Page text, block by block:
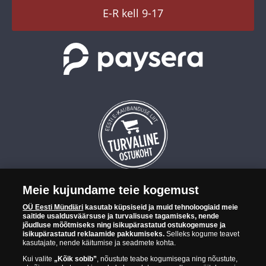
E-R kell 9-17
OÜ Eesti Mündiäri on maailma tuntumate rahapajade
kollektsioonimüntide ja -medalite levitaja Eestis. OÜ Eesti Mündiäri
kuulub ettevõttele "Samlerhuset Group“.
Euroopa ühel suuremal mündilevitajate grupil "Samlerhuset
Group" on allüksused 14 Euroopa riigis. Ettevõtete grupile kuulub
Norra vanim, endine riiklik rahapaja, mis tegutseb alates 1686.
Meie kujundame teie kogemust
OÜ Eesti Mündiäri kasutab küpsiseid ja muid tehnoloogiaid meie
saitide usaldusväärsuse ja turvalisuse tagamiseks, nende
jõudluse mõõtmiseks ning isikupärastatud ostukogemuse ja
isikupärastatud reklaamide pakkumiseks. Selleks kogume teavet
kasutajate, nende käitumise ja seadmete kohta.
Kui valite „Kõik sobib”, nõustute teabe kogumisega ning nõustute,